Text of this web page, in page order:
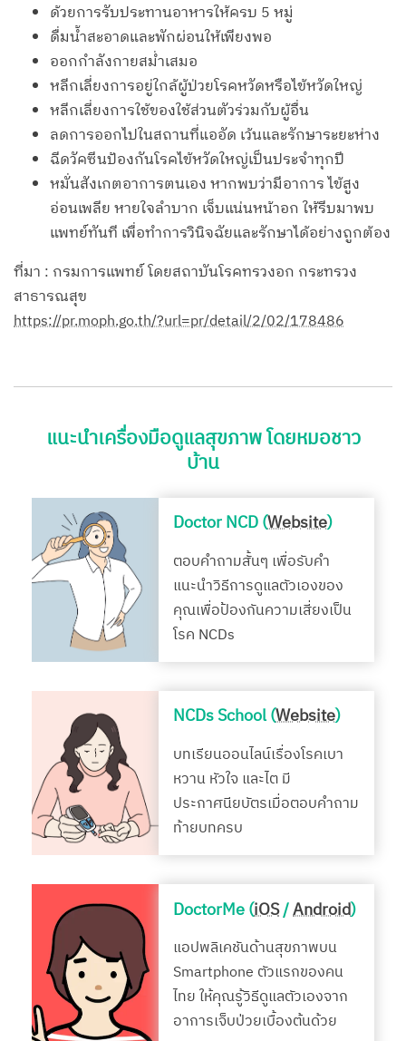
ด้วยการรับประทานอาหารให้ครบ 5 หมู่
ดื่มน้ำสะอาดและพักผ่อนให้เพียงพอ
ออกกำลังกายสม่ำเสมอ
หลีกเลี่ยงการอยู่ใกล้ผู้ป่วยโรคหวัดหรือไข้หวัดใหญ่
หลีกเลี่ยงการใช้ของใช้ส่วนตัวร่วมกับผู้อื่น
ลดการออกไปในสถานที่แออัด เว้นและรักษาระยะห่าง
ฉีดวัคซีนป้องกันโรคไข้หวัดใหญ่เป็นประจำทุกปี
หมั่นสังเกตอาการตนเอง หากพบว่ามีอาการ ไข้สูง
อ่อนเพลีย หายใจลำบาก เจ็บแน่นหน้าอก ให้รีบมาพบ
แพทย์ทันที เพื่อทำการวินิจฉัยและรักษาได้อย่างถูกต้อง
ที่มา : กรมการแพทย์ โดยสถาบันโรคทรวงอก กระทรวง
สาธารณสุข
https://pr.moph.go.th/?url=pr/detail/2/02/178486
แนะนำเครื่องมือดูแลสุขภาพ โดยหมอชาว
บ้าน
Doctor NCD (Website)
ตอบคำถามสั้นๆ เพื่อรับคำ
แนะนำวิธีการดูแลตัวเองของ
คุณเพื่อป้องกันความเสี่ยงเป็น
โรค NCDs
NCDs School (Website)
บทเรียนออนไลน์เรื่องโรคเบา
หวาน หัวใจ และไต มี
ประกาศนียบัตรเมื่อตอบคำถาม
ท้ายบทครบ
DoctorMe (iOS/Android)
แอปพลิเคชันด้านสุขภาพบน
Smartphone ตัวแรกของคน
ไทย ให้คุณรู้วิธีดูแลตัวเองจาก
อาการเจ็บป่วยเบื้องต้นด้วย